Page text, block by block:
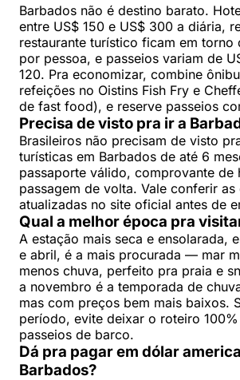
Barbados não é destino barato.
entre US$ 150 e US$ 300 a diária,
restaurante turístico ficam em torno
por pessoa, e passeios variam de
120. Pra economizar, combine
refeições no Oistins Fish Fry e
de fast food), e reserve passeios
Precisa de visto pra ir a
Brasileiros não precisam de visto
turísticas em Barbados de até 6
passaporte válido, comprovante de
passagem de volta. Vale conferir as
atualizadas no site oficial antes de
Qual a melhor época pra
A estação mais seca e ensolarada,
e abril, é a mais procurada — mar
menos chuva, perfeito pra praia e
a novembro é a temporada de
mas com preços bem mais baixos.
período, evite deixar o roteiro
passeios de barco.
Dá pra pagar em dólar
Barbados?